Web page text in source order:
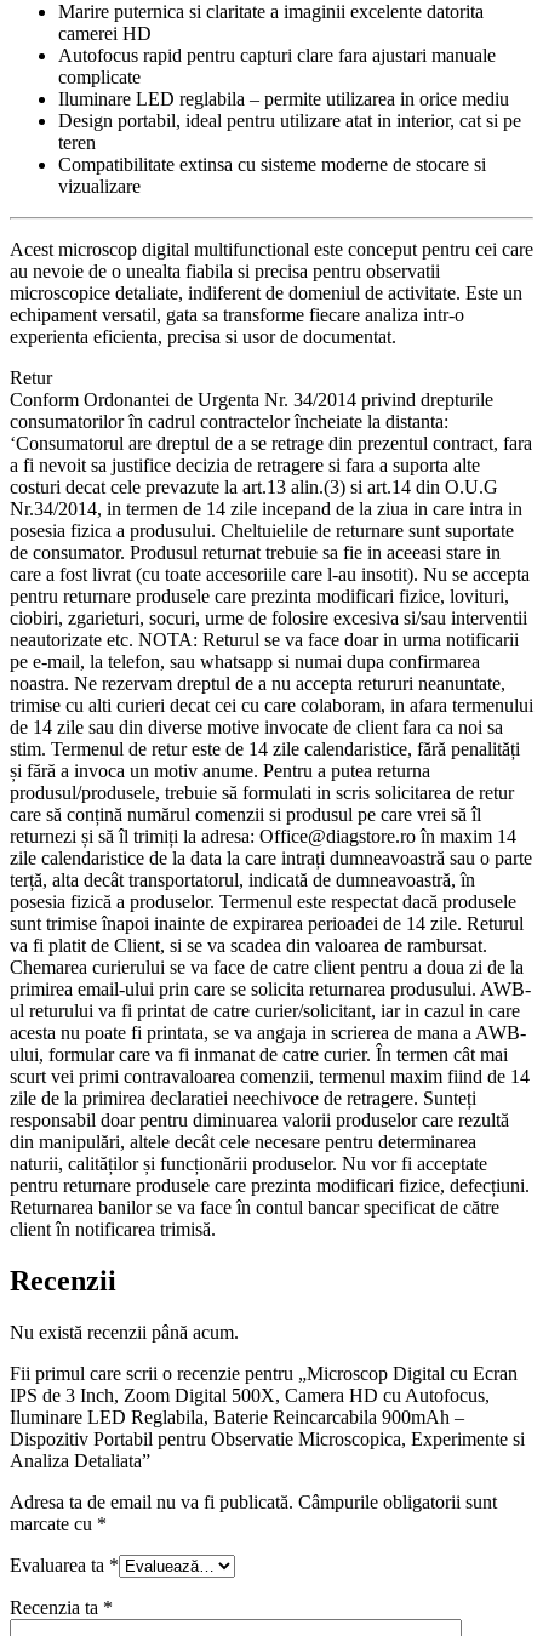
Marire puternica si claritate a imaginii excelente datorita
camerei HD
Autofocus rapid pentru capturi clare fara ajustari manuale
complicate
Iluminare LED reglabila – permite utilizarea in orice mediu
Design portabil, ideal pentru utilizare atat in interior, cat si pe
teren
Compatibilitate extinsa cu sisteme moderne de stocare si
vizualizare
Acest microscop digital multifunctional este conceput pentru cei care
au nevoie de o unealta fiabila si precisa pentru observatii
microscopice detaliate, indiferent de domeniul de activitate. Este un
echipament versatil, gata sa transforme fiecare analiza intr-o
experienta eficienta, precisa si usor de documentat.
Retur
Conform Ordonantei de Urgenta Nr. 34/2014 privind drepturile
consumatorilor în cadrul contractelor încheiate la distanta:
‘Consumatorul are dreptul de a se retrage din prezentul contract, fara
a fi nevoit sa justifice decizia de retragere si fara a suporta alte
costuri decat cele prevazute la art.13 alin.(3) si art.14 din O.U.G
Nr.34/2014, in termen de 14 zile incepand de la ziua in care intra in
posesia fizica a produsului. Cheltuielile de returnare sunt suportate
de consumator. Produsul returnat trebuie sa fie in aceeasi stare in
care a fost livrat (cu toate accesoriile care l-au insotit). Nu se accepta
pentru returnare produsele care prezinta modificari fizice, lovituri,
ciobiri, zgarieturi, socuri, urme de folosire excesiva si/sau interventii
neautorizate etc. NOTA: Returul se va face doar in urma notificarii
pe e-mail, la telefon, sau whatsapp si numai dupa confirmarea
noastra. Ne rezervam dreptul de a nu accepta retururi neanuntate,
trimise cu alti curieri decat cei cu care colaboram, in afara termenului
de 14 zile sau din diverse motive invocate de client fara ca noi sa
stim. Termenul de retur este de 14 zile calendaristice, fără penalități
și fără a invoca un motiv anume. Pentru a putea returna
produsul/produsele, trebuie să formulati in scris solicitarea de retur
care să conțină numărul comenzii si produsul pe care vrei să îl
returnezi și să îl trimiți la adresa: Office@diagstore.ro în maxim 14
zile calendaristice de la data la care intrați dumneavoastră sau o parte
terță, alta decât transportatorul, indicată de dumneavoastră, în
posesia fizică a produselor. Termenul este respectat dacă produsele
sunt trimise înapoi inainte de expirarea perioadei de 14 zile. Returul
va fi platit de Client, si se va scadea din valoarea de rambursat.
Chemarea curierului se va face de catre client pentru a doua zi de la
primirea email-ului prin care se solicita returnarea produsului. AWB-
ul returului va fi printat de catre curier/solicitant, iar in cazul in care
acesta nu poate fi printata, se va angaja in scrierea de mana a AWB-
ului, formular care va fi inmanat de catre curier. În termen cât mai
scurt vei primi contravaloarea comenzii, termenul maxim fiind de 14
zile de la primirea declaratiei neechivoce de retragere. Sunteți
responsabil doar pentru diminuarea valorii produselor care rezultă
din manipulări, altele decât cele necesare pentru determinarea
naturii, calităților și funcționării produselor. Nu vor fi acceptate
pentru returnare produsele care prezinta modificari fizice, defecțiuni.
Returnarea banilor se va face în contul bancar specificat de către
client în notificarea trimisă.
Recenzii
Nu există recenzii până acum.
Fii primul care scrii o recenzie pentru „Microscop Digital cu Ecran
IPS de 3 Inch, Zoom Digital 500X, Camera HD cu Autofocus,
Iluminare LED Reglabila, Baterie Reincarcabila 900mAh –
Dispozitiv Portabil pentru Observatie Microscopica, Experimente si
Analiza Detaliata”
Adresa ta de email nu va fi publicată. Câmpurile obligatorii sunt
marcate cu *
Evaluarea ta *
Recenzia ta *